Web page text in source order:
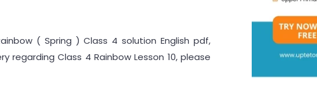
( Spring ) Class 4 solution English pdf,
regarding Class 4 Rainbow Lesson 10, please